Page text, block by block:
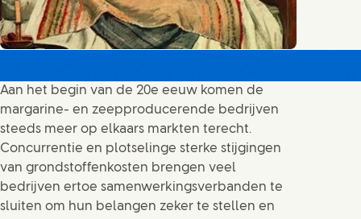
Aan het begin van de 20e eeuw komen de
margarine- en zeepproducerende bedrijven
steeds meer op elkaars markten terecht.
Concurrentie en plotselinge sterke stijgingen
van grondstoffenkosten brengen veel
bedrijven ertoe samenwerkingsverbanden te
sluiten om hun belangen zeker te stellen en